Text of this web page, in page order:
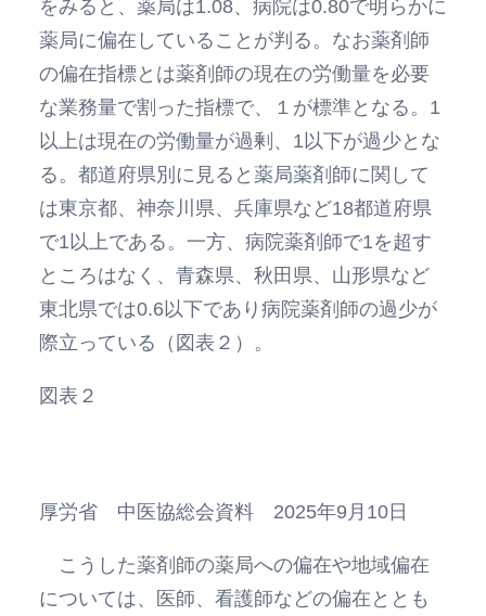
をみると、薬局は1.08、病院は0.80で明らかに
薬局に偏在していることが判る。なお薬剤師
の偏在指標とは薬剤師の現在の労働量を必要
な業務量で割った指標で、１が標準となる。1
以上は現在の労働量が過剰、1以下が過少とな
る。都道府県別に見ると薬局薬剤師に関して
は東京都、神奈川県、兵庫県など18都道府県
で1以上である。一方、病院薬剤師で1を超す
ところはなく、青森県、秋田県、山形県など
東北県では0.6以下であり病院薬剤師の過少が
際立っている（図表２）。
図表２
厚労省 中医協総会資料 2025年9月10日
こうした薬剤師の薬局への偏在や地域偏在
については、医師、看護師などの偏在ととも